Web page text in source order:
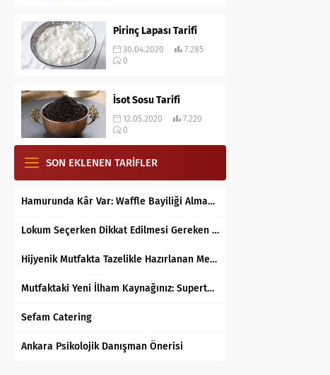
Pirinç Lapası Tarifi
30.04.2020
7.285
0
İsot Sosu Tarifi
12.05.2020
7.220
0
SON EKLENEN TARİFLER
Hamurunda Kâr Var: Waffle Bayiliği Almak Mantıklı mı?
Lokum Seçerken Dikkat Edilmesi Gereken 7 Temel Kriter
Hijyenik Mutfakta Tazelikle Hazırlanan Mersin Tantunisi
Mutfaktaki Yeni İlham Kaynağınız: Supertarifler.com ile Tanışın
Sefam Catering
Ankara Psikolojik Danışman Önerisi